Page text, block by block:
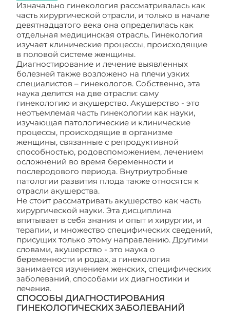
Изначально гинекология рассматривалась как
часть хирургической отрасли, и только в начале
девятнадцатого века она определилась как
отдельная медицинская отрасль. Гинекология
изучает клинические процессы, происходящие
в половой системе женщины.
Диагностирование и лечение выявленных
болезней также возложено на плечи узких
специалистов – гинекологов. Собственно, эта
наука делится на две отрасли: саму
гинекологию и акушерство. Акушерство - это
неотъемлемая часть гинекологии как науки,
изучающая патологические и клинические
процессы, происходящие в организме
женщины, связанные с репродуктивной
способностью, родовспоможением, лечением
осложнений во время беременности и
послеродового периода. Внутриутробные
патологии развития плода также относятся к
отрасли акушерства.
Не стоит рассматривать акушерство как часть
хирургической науки. Эта дисциплина
впитывает в себя знания и опыт и хирургии, и
терапии, и множество специфических сведений,
присущих только этому направлению. Другими
словами, акушерство - это наука о
беременности и родах, а гинекология
занимается изучением женских, специфических
заболеваний, способами их диагностики и
лечения.
СПОСОБЫ ДИАГНОСТИРОВАНИЯ
ГИНЕКОЛОГИЧЕСКИХ ЗАБОЛЕВАНИЙ